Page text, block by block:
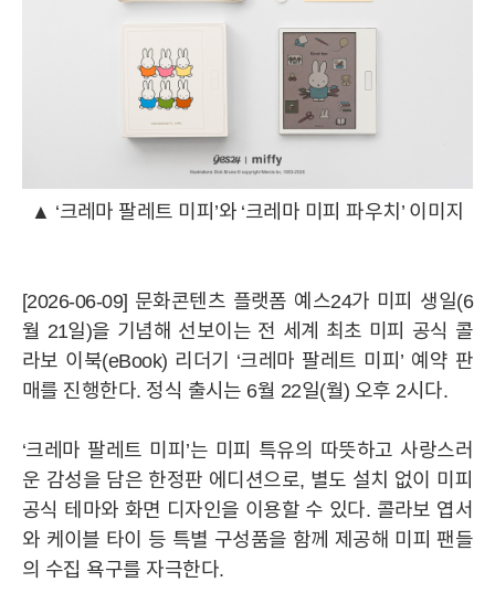
▲ ‘크레마 팔레트 미피’와 ‘크레마 미피 파우치’ 이미지
[2026-06-09] 문화콘텐츠 플랫폼 예스24가 미피 생일(6
월 21일)을 기념해 선보이는 전 세계 최초 미피 공식 콜
라보 이북(eBook) 리더기 ‘크레마 팔레트 미피’ 예약 판
매를 진행한다. 정식 출시는 6월 22일(월) 오후 2시다.
‘크레마 팔레트 미피’는 미피 특유의 따뜻하고 사랑스러
운 감성을 담은 한정판 에디션으로, 별도 설치 없이 미피
공식 테마와 화면 디자인을 이용할 수 있다. 콜라보 엽서
와 케이블 타이 등 특별 구성품을 함께 제공해 미피 팬들
의 수집 욕구를 자극한다.